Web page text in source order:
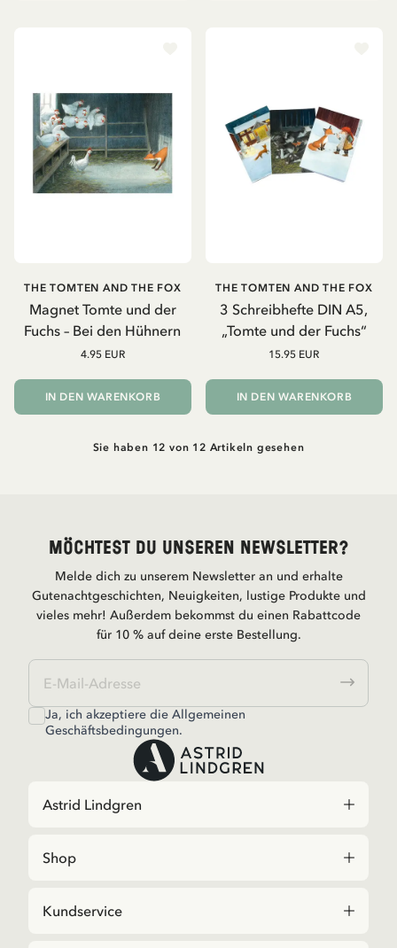
Magnet Tomte und der
Fuchs – Bei den Hühnern
THE TOMTEN AND THE FOX
4.95 EUR
IN DEN WARENKORB
3 Schreibhefte DIN A5,
„Tomte und der Fuchs“
THE TOMTEN AND THE FOX
15.95 EUR
IN DEN WARENKORB
Sie haben 12 von 12 Artikeln gesehen
Möchtest du unseren Newsletter?
Melde dich zu unserem Newsletter an und erhalte
Gutenachtgeschichten, Neuigkeiten, lustige Produkte und
vieles mehr! Außerdem bekommst du einen Rabattcode
für 10 % auf deine erste Bestellung.
Ja, ich akzeptiere dieAllgemeinen
Geschäftsbedingungen.
Astrid Lindgren
Shop
Kundservice